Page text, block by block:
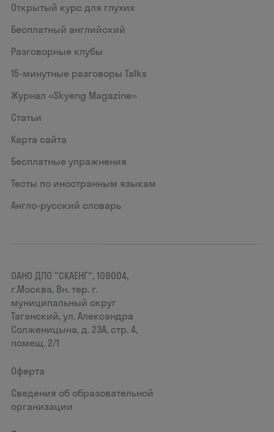
Открытый курс для глухих
Бесплатный английский
Разговорные клубы
15‑минутные разговоры Talks
Журнал «Skyeng Magazine»
Статьи
Карта сайта
Бесплатные упражнения
Тесты по иностранным языкам
Англо-русский словарь
ОАНО ДПО "СКАЕНГ", 109004,
г.Москва, Вн. тер. г.
муниципальный округ
Таганский, ул. Александра
Солженицына, д. 23А, стр. 4,
помещ. 2/1
Оферта
Сведения об образовательной
организации